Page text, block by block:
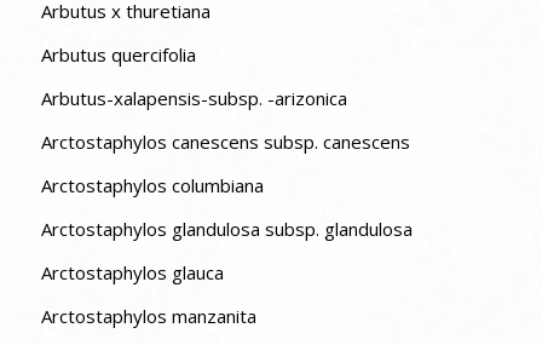
Arbutus x thuretiana
Arbutus quercifolia
Arbutus-xalapensis-subsp. -arizonica
Arctostaphylos canescens subsp. canescens
Arctostaphylos columbiana
Arctostaphylos glandulosa subsp. glandulosa
Arctostaphylos glauca
Arctostaphylos manzanita